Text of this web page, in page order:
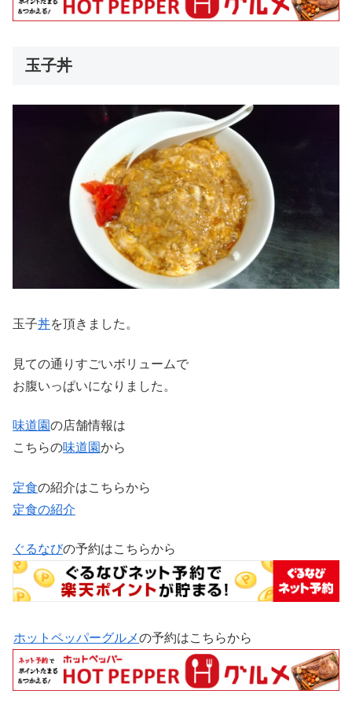
玉子丼
玉子丼を頂きました。
見ての通りすごいボリュームで
お腹いっぱいになりました。
味道園の店舗情報は
こちらの味道園から
定食の紹介はこちらから
定食の紹介
ぐるなびの予約はこちらから
ホットペッパーグルメの予約はこちらから